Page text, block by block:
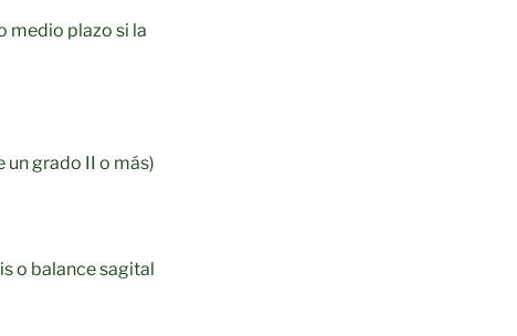
medio plazo si la
grado II o más)
o balance sagital